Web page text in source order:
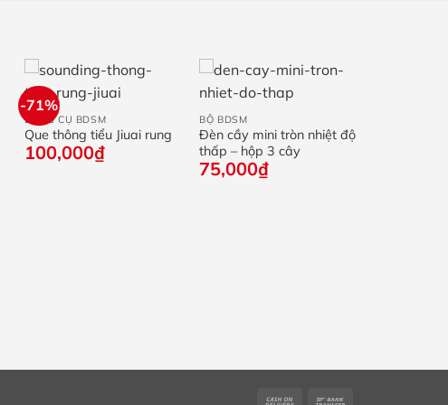
-71%
+
DỤNG CỤ BDSM
Que thông tiểu Jiuai rung
100,000₫
BỘ BDSM
Đèn cầy mini tròn nhiệt độ
thấp – hộp 3 cây
75,000₫
Cash